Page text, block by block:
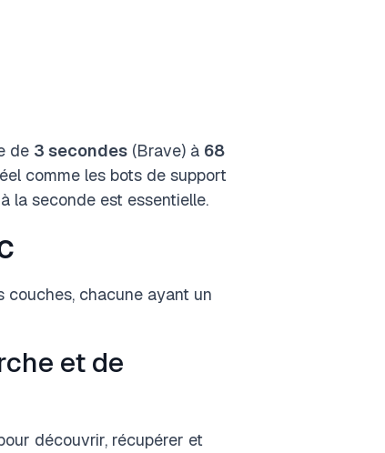
de 3 secondes (Brave) à 68
comme les bots de support
la seconde est essentielle.
chacune ayant un
et de
découvrir, récupérer et